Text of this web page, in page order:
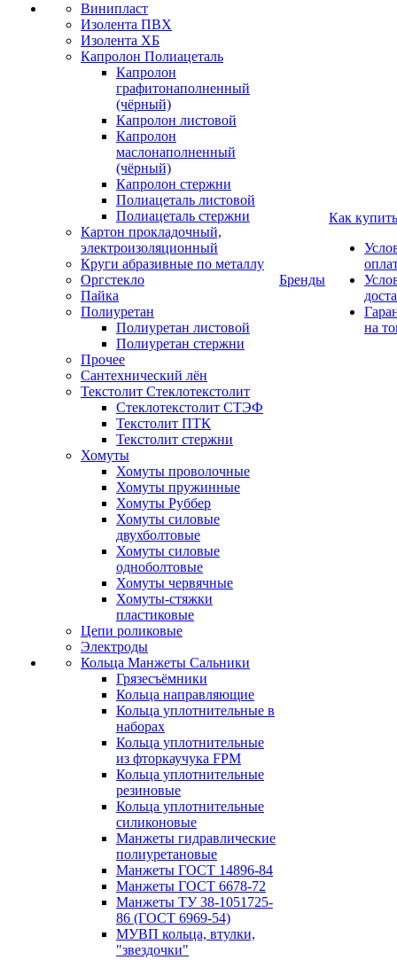
Винипласт
Изолента ПВХ
Изолента ХБ
Капролон Полиацеталь
Капролон
графитонаполненный
(чёрный)
Капролон листовой
Капролон
маслонаполненный
(чёрный)
Капролон стержни
Полиацеталь листовой
Полиацеталь стержни
Картон прокладочный,
электроизоляционный
Круги абразивные по металлу
Оргстекло
Пайка
Полиуретан
Полиуретан листовой
Полиуретан стержни
Прочее
Сантехнический лён
Текстолит Стеклотекстолит
Стеклотекстолит СТЭФ
Текстолит ПТК
Текстолит стержни
Хомуты
Хомуты проволочные
Хомуты пружинные
Хомуты Руббер
Хомуты силовые
двухболтовые
Хомуты силовые
одноболтовые
Хомуты червячные
Хомуты-стяжки
пластиковые
Цепи роликовые
Электроды
Кольца Манжеты Сальники
Грязесъёмники
Кольца направляющие
Кольца уплотнительные в
наборах
Кольца уплотнительные
из фторкаучука FPM
Кольца уплотнительные
резиновые
Кольца уплотнительные
силиконовые
Манжеты гидравлические
полиуретановые
Манжеты ГОСТ 14896-84
Манжеты ГОСТ 6678-72
Манжеты ТУ 38-1051725-
86 (ГОСТ 6969-54)
МУВП кольца, втулки,
"звездочки"
Бренды
Как купить
на